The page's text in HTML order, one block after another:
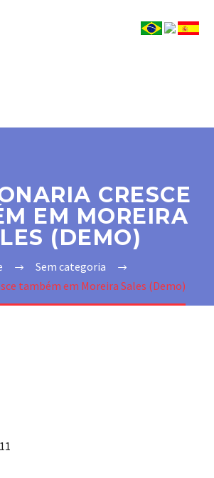
CRESCE
EM MOREIRA
(DEMO)
Sem categoria
também em Moreira Sales (Demo)